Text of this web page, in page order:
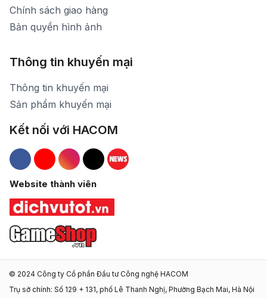
Chính sách giao hàng
Bản quyền hình ảnh
Thông tin khuyến mại
Thông tin khuyến mại
Sản phẩm khuyến mại
Kết nối với HACOM
Hacom Facebook
Hacom YouTube
Hacom Instagram
Hacom TikTok
Website thành viên
© 2024 Công ty Cổ phần Đầu tư Công nghệ HACOM
Trụ sở chính: Số 129 + 131, phố Lê Thanh Nghị, Phường Bạch Mai, Hà Nội